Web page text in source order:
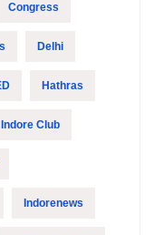
Congress
Delhi
Hathras
Indore Club
Indorenews